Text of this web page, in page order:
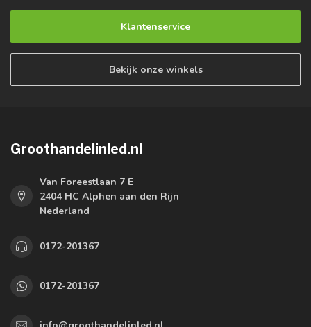
Klantenservice
Bekijk onze winkels
Groothandelinled.nl
Van Foreestlaan 7 E
2404 HC Alphen aan den Rijn
Nederland
0172-201367
0172-201367